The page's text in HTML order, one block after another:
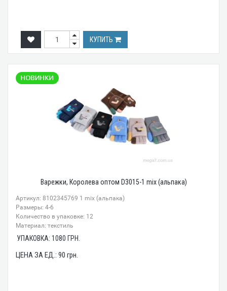
КУПИТЬ
Варежки, Королева оптом D3015-1 mix (альпака)
Артикул: 8102345769 1 mix (альпака)
Размеры: 4-6
Количество в упаковке: 12
Материал: текстиль
УПАКОВКА: 1080 ГРН.
ЦЕНА ЗА ЕД.: 90 грн.